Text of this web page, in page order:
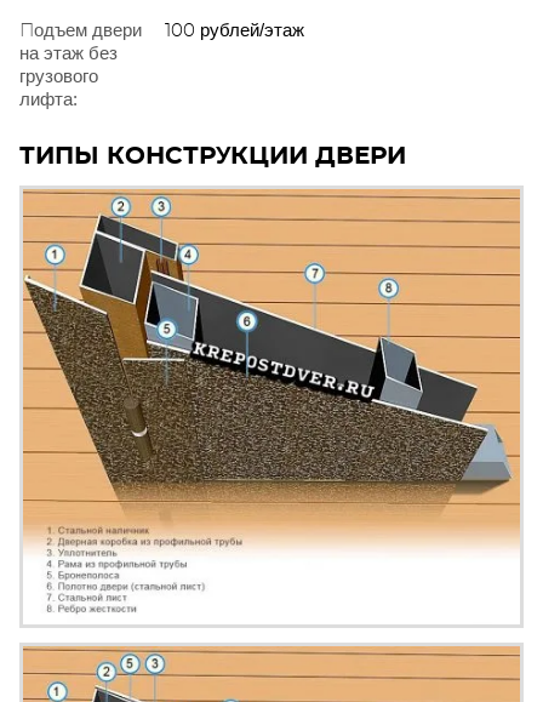
Подъем двери
на этаж без
грузового
лифта:
100 рублей/этаж
ТИПЫ КОНСТРУКЦИИ ДВЕРИ